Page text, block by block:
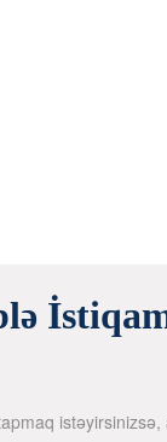
istəyirsinizsə,